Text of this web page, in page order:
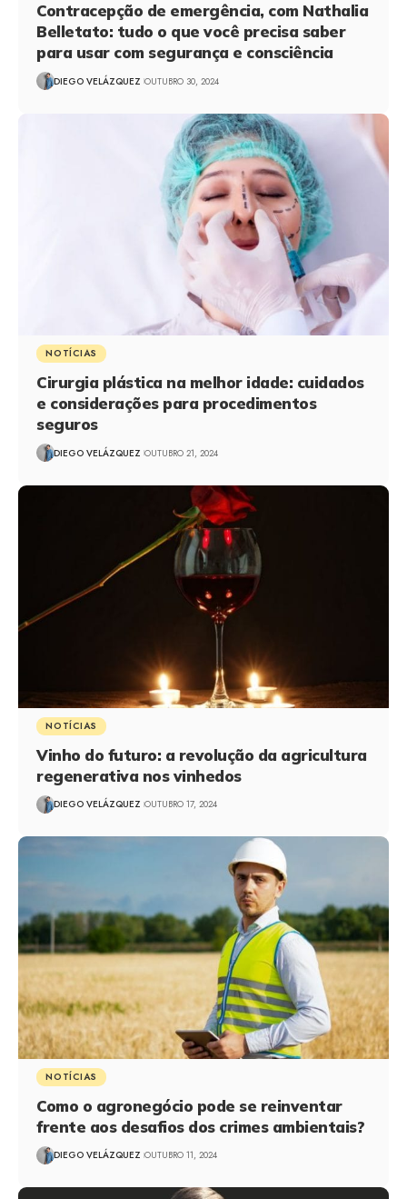
Contracepção de emergência, com Nathalia
Belletato: tudo o que você precisa saber
para usar com segurança e consciência
DIEGO VELÁZQUEZ OUTUBRO 30, 2024
NOTÍCIAS
Cirurgia plástica na melhor idade: cuidados
e considerações para procedimentos
seguros
DIEGO VELÁZQUEZ OUTUBRO 21, 2024
NOTÍCIAS
Vinho do futuro: a revolução da agricultura
regenerativa nos vinhedos
DIEGO VELÁZQUEZ OUTUBRO 17, 2024
NOTÍCIAS
Como o agronegócio pode se reinventar
frente aos desafios dos crimes ambientais?
DIEGO VELÁZQUEZ OUTUBRO 11, 2024